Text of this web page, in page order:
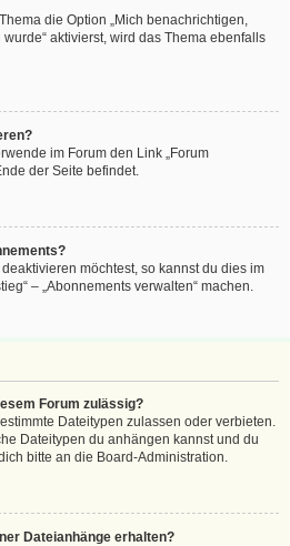
die Option „Mich benachrichtigen,
aktivierst, wird das Thema ebenfalls
im Forum den Link „Forum
der Seite befindet.
möchtest, so kannst du dies im
– „Abonnements verwalten“ machen.
Forum zulässig?
Dateitypen zulassen oder verbieten.
Dateitypen du anhängen kannst und du
bitte an die Board-Administration.
Dateianhänge erhalten?